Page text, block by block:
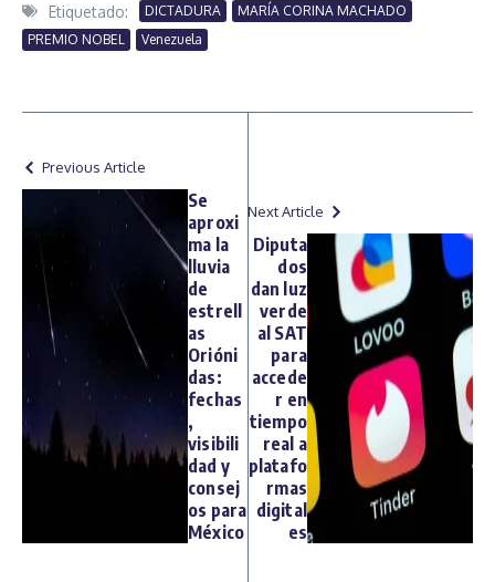
Etiquetado: DICTADURA
MARÍA CORINA MACHADO
PREMIO NOBEL
Venezuela
Previous Article
Se
aproxi
ma la
lluvia
de
estrell
as
Orióni
das:
fechas
,
visibili
dad y
consej
os para
México
Next Article
Diputa
dos
dan luz
verde
al SAT
para
accede
r en
tiempo
real a
platafo
rmas
digital
es